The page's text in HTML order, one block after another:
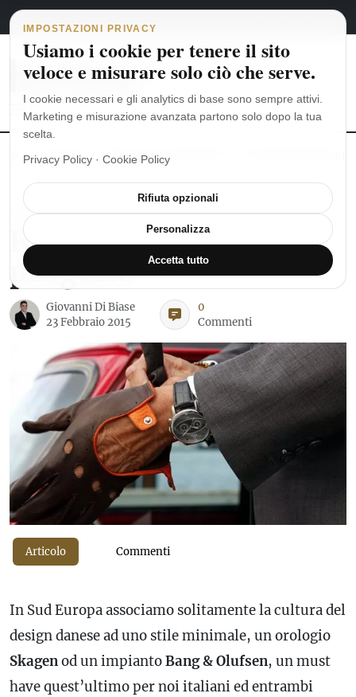
Vai al contenuto
Navigazione principale
6 agosto 2026 italiano
MoonSwatch: dalle origini al MISSION TO THE MOONPHASE
PARLIAMO DI OROLOGI
REC Watches, il
progetto
Giovanni Di Biase
23 Febbraio 2015
0
Commenti
Articolo Commenti
In Sud Europa associamo solitamente la cultura del
design danese ad uno stile minimale, un orologio
Skagenod un impiantoBang & Olufsen, un must
have quest’ultimo per noi italiani ed entrambi
IMPOSTAZIONI PRIVACY
Usiamo i cookie per tenere il sito
veloce e misurare solo ciò che serve.
I cookie necessari e gli analytics di base sono sempre attivi.
Marketing e misurazione avanzata partono solo dopo la tua
scelta.
Privacy Policy · Cookie Policy
Rifiuta opzionali
Personalizza
Accetta tutto